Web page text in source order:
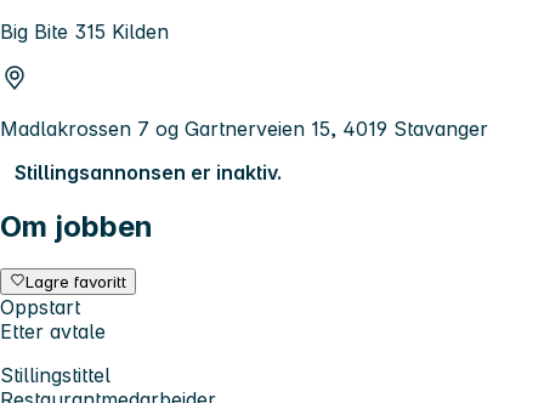
Big Bite 315 Kilden
Madlakrossen 7 og Gartnerveien 15, 4019 Stavanger
Stillingsannonsen er inaktiv.
Om jobben
Lagre favoritt
Oppstart
Etter avtale
Stillingstittel